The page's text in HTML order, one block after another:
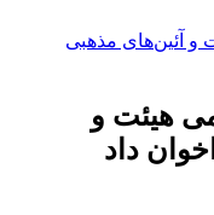
هیئت و
داد